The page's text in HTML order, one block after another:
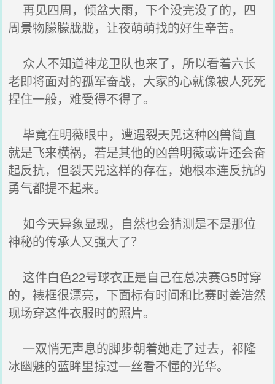
再见四周，倾盆大雨，下个没完没了的，四
周景物朦朦胧胧，让夜萌萌找的好生辛苦。
众人不知道神龙卫队也来了，所以看着六长
老即将面对的孤军奋战，大家的心就像被人死死
捏住一般，难受得不得了。
毕竟在明薇眼中，遭遇裂天兕这种凶兽简直
就是飞来横祸，若是其他的凶兽明薇或许还会奋
起反抗，但裂天兕这样的存在，她根本连反抗的
勇气都提不起来。
如今天异象显现，自然也会猜测是不是那位
神秘的传承人又强大了？
这件白色22号球衣正是自己在总决赛G5时穿
的，裱框很漂亮，下面标有时间和比赛时姜浩然
现场穿这件衣服时的照片。
一双悄无声息的脚步朝着她走了过去，祁隆
冰幽魅的蓝眸里掠过一丝看不懂的光华。